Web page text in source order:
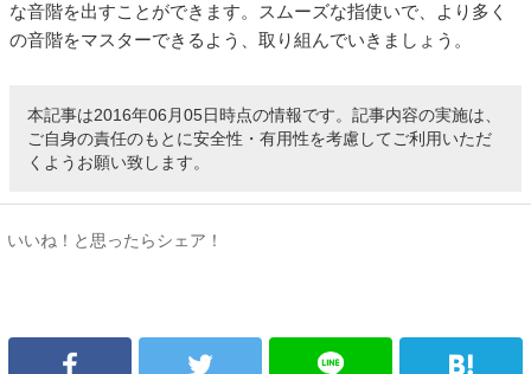
な音階を出すことができます。スムーズな指使いで、より多く
の音階をマスターできるよう、取り組んでいきましょう。
本記事は2016年06月05日時点の情報です。記事内容の実施は、
ご自身の責任のもとに安全性・有用性を考慮してご利用いただ
くようお願い致します。
いいね！と思ったらシェア！